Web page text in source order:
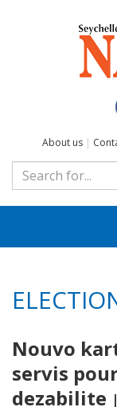
About us |
Nouvo
servis
dezabilite